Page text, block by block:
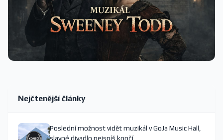
Nejčtenější články
Poslední možnost vidět muzikál v GoJa Music Hall,
slavné divadlo nejspíš končí